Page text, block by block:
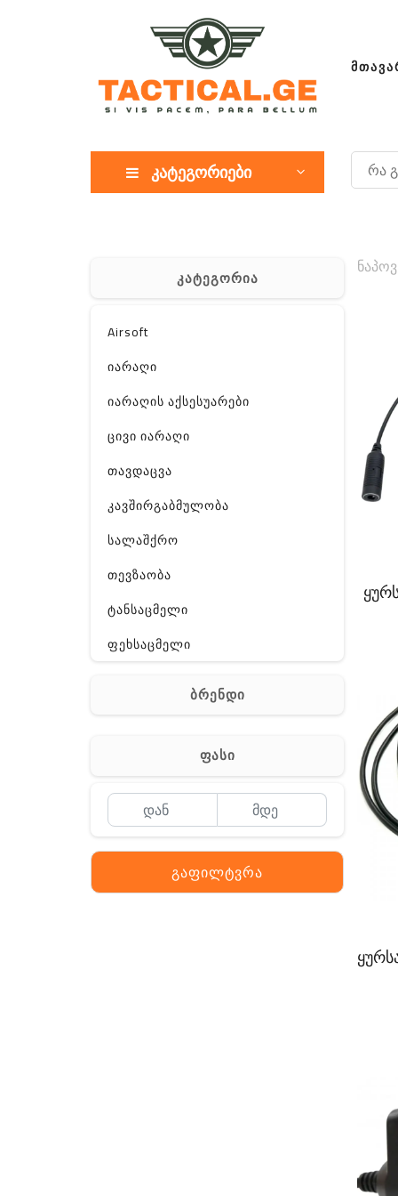
კატეგორიები
კატეგორია
Airsoft
იარაღი
იარაღის აქსესუარები
ცივი იარაღი
თავდაცვა
კავშირგაბმულობა
სალაშქრო
თევზაობა
ტანსაცმელი
ფეხსაცმელი
აქსესუარები
Off-Road
ბრენდი
ფასი
გაფილტვრა